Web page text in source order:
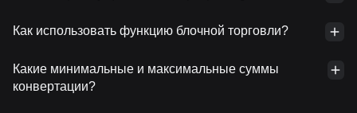
Как использовать функцию блочной торговли?
Какие минимальные и максимальные суммы
конвертации?